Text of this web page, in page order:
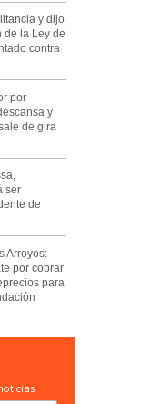
y dijo
de la Ley de
contra
por
y
de gira
ser
de
Arroyos:
por cobrar
para